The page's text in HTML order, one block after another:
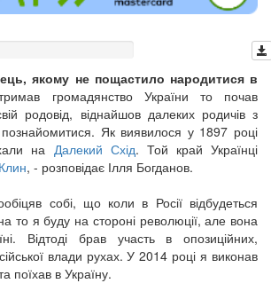
якому не пощастило народитися в
громадянство України то почав
родовід, віднайшов далеких родичів з
Як виявилося у 1897 році
на Далекий Схід. Той край Українці
, - розповідає Ілля Богданов.
собі, що коли в Росії відбудеться
то я буду на стороні революції, але вона
Відтоді брав участь в опозиційних,
влади рухах. У 2014 році я виконав
поїхав в Україну.